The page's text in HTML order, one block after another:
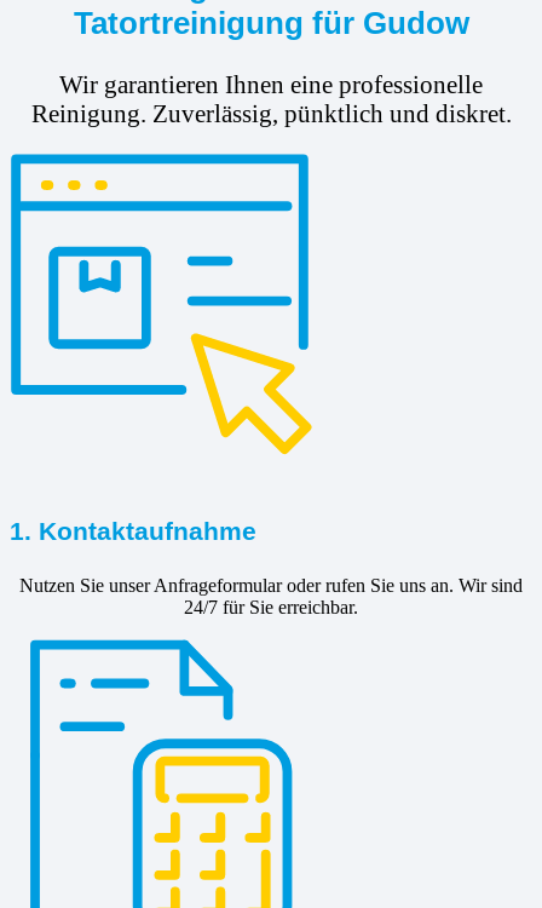
Tatortreinigung für Gudow
Wir garantieren Ihnen eine professionelle
Reinigung. Zuverlässig, pünktlich und diskret.
1. Kontaktaufnahme
Nutzen Sie unser Anfrageformular oder rufen Sie uns an. Wir sind
24/7 für Sie erreichbar.